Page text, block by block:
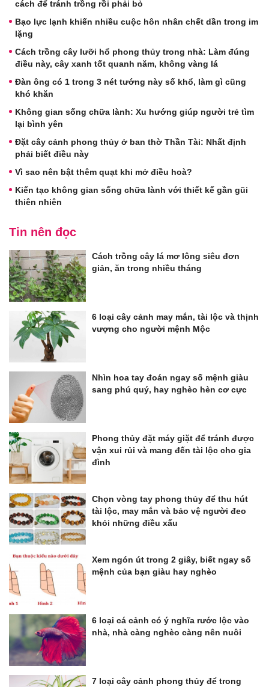
cách để tránh trồng rồi phải bỏ
Bạo lực lạnh khiến nhiều cuộc hôn nhân chết dần trong im
lặng
Cách trồng cây lưỡi hổ phong thủy trong nhà: Làm đúng
điều này, cây xanh tốt quanh năm, không vàng lá
Đàn ông có 1 trong 3 nét tướng này số khổ, làm gì cũng
khó khăn
Không gian sống chữa lành: Xu hướng giúp người trẻ tìm
lại bình yên
Đặt cây cảnh phong thủy ở ban thờ Thần Tài: Nhất định
phải biết điều này
Vì sao nên bật thêm quạt khi mở điều hoà?
Kiến tạo không gian sống chữa lành với thiết kế gần gũi
thiên nhiên
Tin nên đọc
Cách trồng cây lá mơ lông siêu đơn
giản, ăn trong nhiều tháng
6 loại cây cảnh may mắn, tài lộc và thịnh
vượng cho người mệnh Mộc
Nhìn hoa tay đoán ngay số mệnh giàu
sang phú quý, hay nghèo hèn cơ cực
Phong thủy đặt máy giặt để tránh được
vận xui rủi và mang đến tài lộc cho gia
đình
Chọn vòng tay phong thủy để thu hút
tài lộc, may mắn và bảo vệ người đeo
khỏi những điều xấu
Xem ngón út trong 2 giây, biết ngay số
mệnh của bạn giàu hay nghèo
6 loại cá cảnh có ý nghĩa rước lộc vào
nhà, nhà càng nghèo càng nên nuôi
7 loại cây cảnh phong thủy để trong